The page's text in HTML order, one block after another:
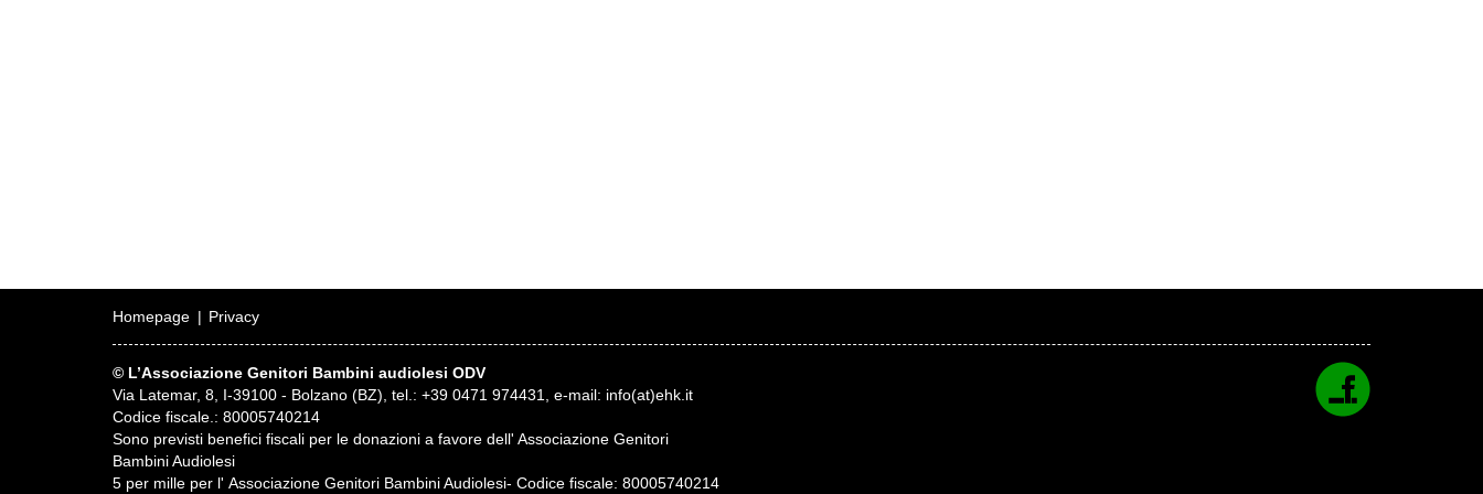
Homepage Privacy
© L’Associazione Genitori Bambini audiolesi ODV
Via Latemar, 8, I-39100 - Bolzano (BZ), tel.: +39 0471 974431, e-mail: info(at)ehk.it
Codice fiscale.: 80005740214
Sono previsti benefici fiscali per le donazioni a favore dell' Associazione Genitori
Bambini Audiolesi
5 per mille per l' Associazione Genitori Bambini Audiolesi- Codice fiscale: 80005740214